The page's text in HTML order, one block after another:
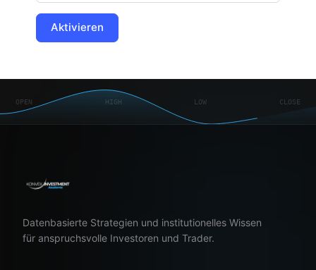
OPEN HIGH LOW CLOSE
Datenbasierte Strategien und institutionelles Wissen
für anspruchsvolle Investoren und Trader.